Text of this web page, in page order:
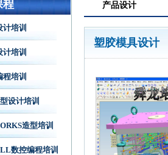
程
计培训
计培训
程培训
设计培训
造型培训
数控编程培训
产品设计
塑胶模具设计